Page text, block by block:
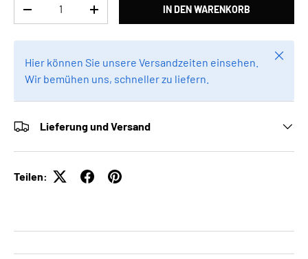
MENGE VERRINGERNMENGE ERHÖHENIN DEN WARENKORB
Hier können Sie unsere Versandzeiten einsehen.
Wir bemühen uns, schneller zu liefern.
Lieferung und Versand
Teilen: